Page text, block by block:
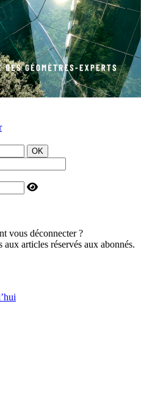
OK
vous déconnecter ?
aux articles réservés aux abonnés.